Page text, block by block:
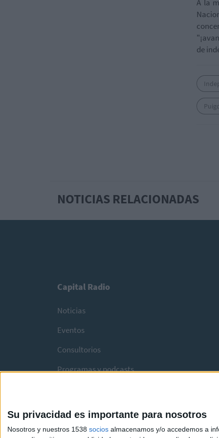
Su privacidad es importante para nosotros
Nosotros y nuestros 1538 socios almacenamos y/o accedemos a
A la
de
NOTICIAS RELACIONADAS
Capital Radio
Noticias
Eventos
Consultorios
Programas y podcasts